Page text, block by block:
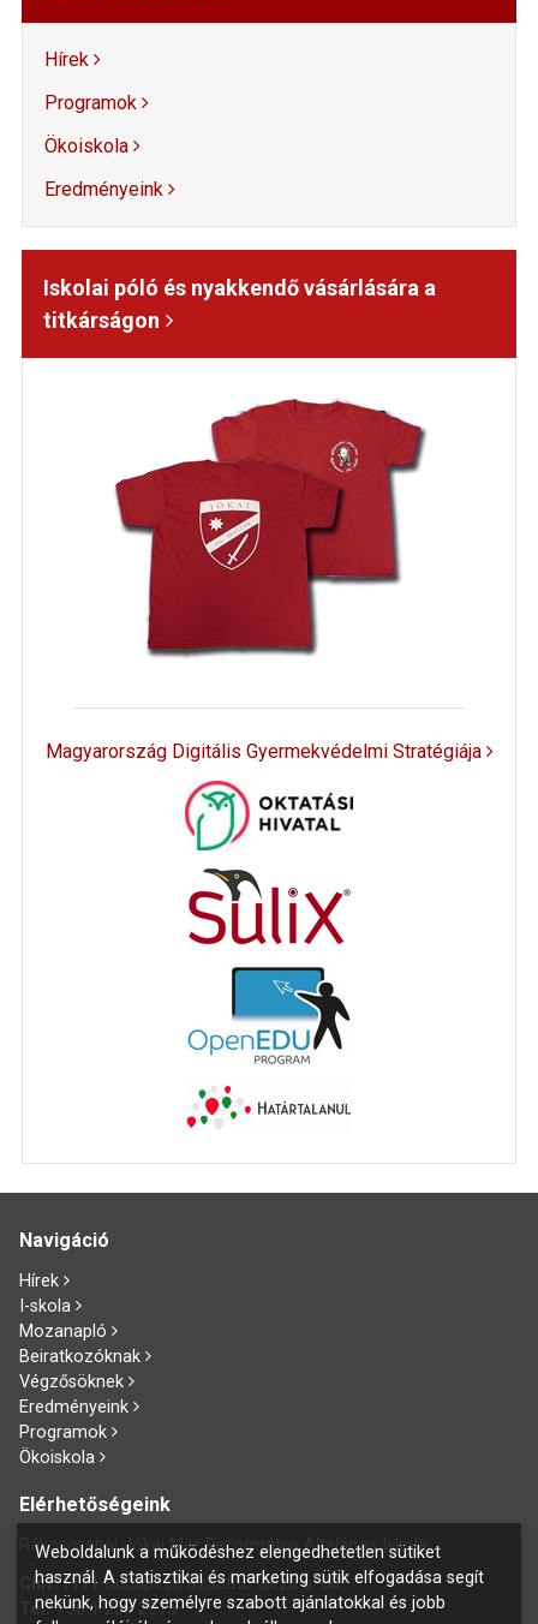
Hírek
Programok
Ökoiskola
Eredményeink
Iskolai póló és nyakkendő vásárlására a
titkárságon
Magyarország Digitális Gyermekvédelmi Stratégiája
Navigáció
Hírek
I-skola
Mozanapló
Beiratkozóknak
Végzősöknek
Eredményeink
Programok
Ökoiskola
Elérhetőségeink
Rákoscsabai Jókai Mór Református Általános Iskola
Cím:1171 Budapest, Szánthó Géza u. 60.
Tel: +36 1 258 2015
Weboldalunk a működéshez elengedhetetlen sütiket
használ. A statisztikai és marketing sütik elfogadása segít
nekünk, hogy személyre szabott ajánlatokkal és jobb